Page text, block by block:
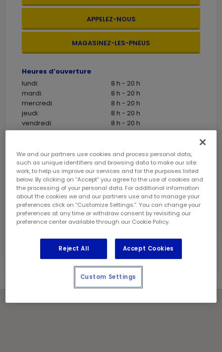
APPELEZ-NOUS
MAGASINEZ-LES-PNEUS
Heures d’ouverture
lundi:
8 h - 20 h
mardi:
8 h - 20 h
mercredi:
8 h - 20 h
jeudi:
8 h - 20 h
vendredi:
8 h - 20 h
samedi:
8 h - 17 h
Coordonnées
Téléphone:
(604) 251 9855
Gérant de magasin:
Sukhpreet Singh
Géré et exploité localement par :
Everest West Services Inc.
Jours fériés
Communiquez avec le centre pour les heures de
service.
We and our partners use cookies and process personal data,
such as unique identifiers and browsing data to make our site
work, to help us improve our services and for the purposes listed
below. By clicking on “Accept” you agree to the use of cookies and
the processing of your personal data. For additional information
about the cookies we and our partners use and to manage your
preferences click on “Customize Settings.”. You can change your
preferences at any time or withdraw consent by revisiting our
preference center available through our Cookie Policy.
Reject All Accept Cookies
Custom Settings